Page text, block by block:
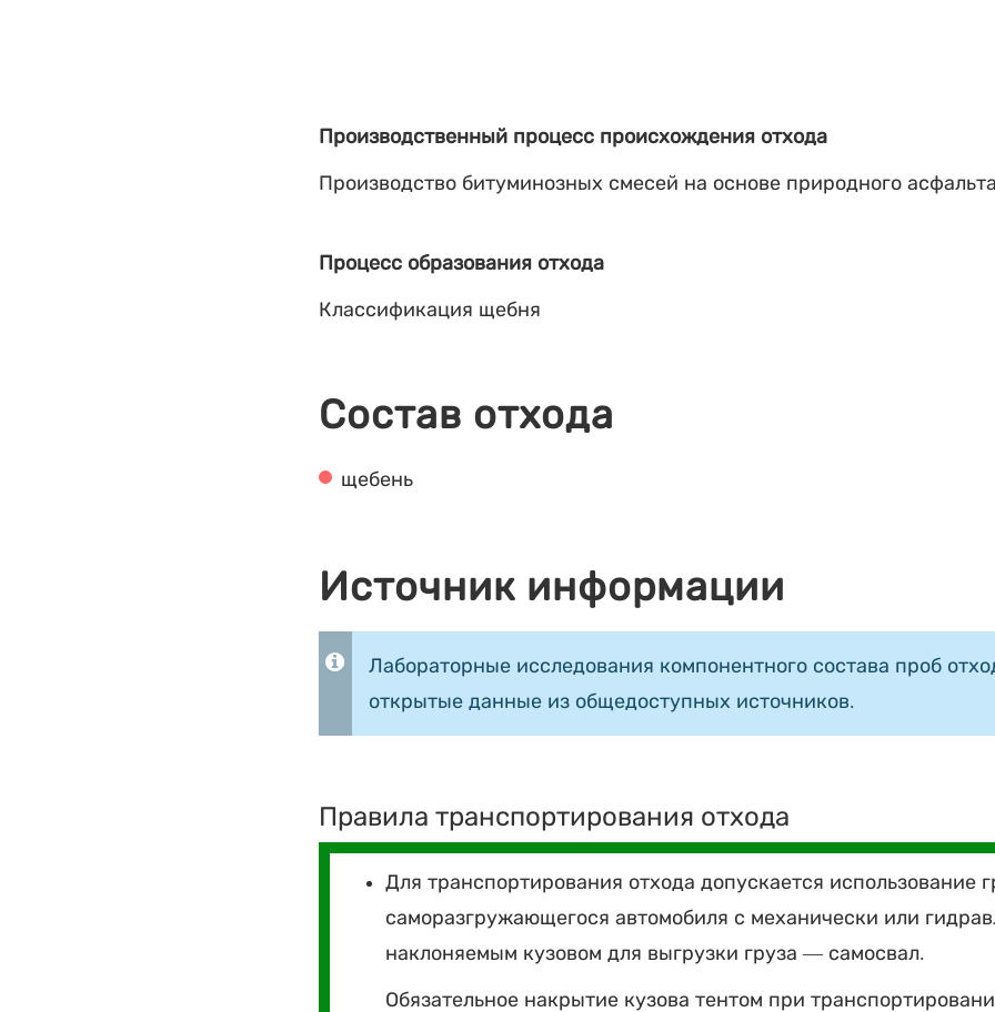
Производственный процесс происхождения отхода
Производство битуминозных смесей на основе природного
Процесс образования отхода
Классификация щебня
Состав отхода
щебень
Источник информации
Лабораторные исследования компонентного состава проб
открытые данные из общедоступных источников.
Правила транспортирования отхода
Для транспортирования отхода допускается использование
саморазгружающегося автомобиля с механически или
наклоняемым кузовом для выгрузки груза — самосвал.
Обязательное накрытие кузова тентом при